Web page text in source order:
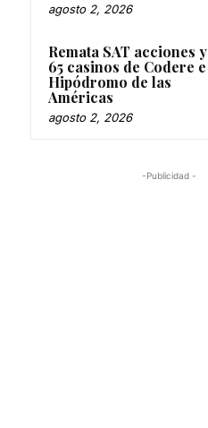
agosto 2, 2026
Remata SAT acciones y
65 casinos de Codere e
Hipódromo de las
Américas
agosto 2, 2026
-Publicidad -